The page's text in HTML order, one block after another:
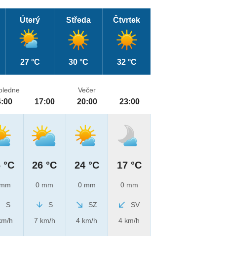
Úterý
27 °C
Středa
30 °C
Čtvrtek
32 °C
°C
S
h
17:00
26 °C
0 mm
S
7 km/h
Večer
20:00
24 °C
0 mm
SZ
4 km/h
23:00
17 °C
0 mm
SV
4 km/h